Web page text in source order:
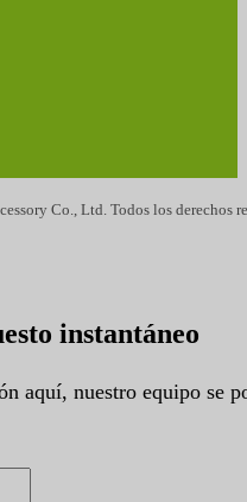
Co., Ltd. Todos los derechos
instantáneo
aquí, nuestro equipo se